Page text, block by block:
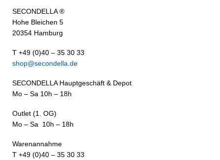
SECONDELLA ®
Hohe Bleichen 5
20354 Hamburg
T +49 (0)40 – 35 30 33
shop@secondella.de
SECONDELLA Hauptgeschäft & Depot
Mo – Sa 10h – 18h
Outlet (1. OG)
Mo – Sa 10h – 18h
Warenannahme
T +49 (0)40 – 35 30 33